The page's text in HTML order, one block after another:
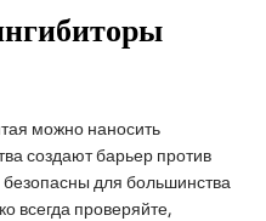
можно наносить
создают барьер против
для большинства
всегда проверяйте,